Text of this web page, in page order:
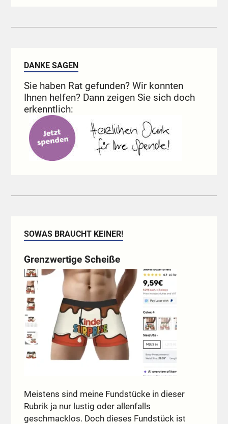
DANKE SAGEN
Sie haben Rat gefunden? Wir konnten
Ihnen helfen? Dann zeigen Sie sich doch
erkenntlich:
SOWAS BRAUCHT KEINER!
Grenzwertige Scheiße
Meistens sind meine Fundstücke in dieser
Rubrik ja nur lustig oder allenfalls
geschmacklos. Doch dieses Fundstück ist